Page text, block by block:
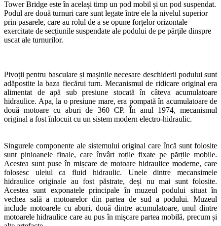
Tower Bridge este în același timp un pod mobil și un pod suspendat.
Podul are două turnuri care sunt legate între ele la nivelul superior
prin pasarele, care au rolul de a se opune forțelor orizontale
exercitate de secțiunile suspendate ale podului de pe părțile dinspre
uscat ale turnurilor.
Pivoții pentru basculare și mașinile necesare deschiderii podului sunt
adăpostite la baza fiecărui turn. Mecanismul de ridicare original era
alimentat de apă sub presiune stocată în câteva acumulatoare
hidraulice. Apa, la o presiune mare, era pompată în acumulatoare de
două motoare cu aburi de 360 CP. În anul 1974, mecanismul
original a fost înlocuit cu un sistem modern electro-hidraulic.
Singurele componente ale sistemului original care încă sunt folosite
sunt pinioanele finale, care învârt roțile fixate pe părțile mobile.
Acestea sunt puse în mișcare de motoare hidraulice moderne, care
folosesc uleiul ca fluid hidraulic. Unele dintre mecansimele
hidraulice originale au fost păstrate, deși nu mai sunt folosite.
Acestea sunt exponatele principale în muzeul podului situat în
vechea sală a motoarelor din partea de sud a podului. Muzeul
include motoarele cu aburi, două dintre acumulatoare, unul dintre
motoarele hidraulice care au pus în mișcare partea mobilă, precum și